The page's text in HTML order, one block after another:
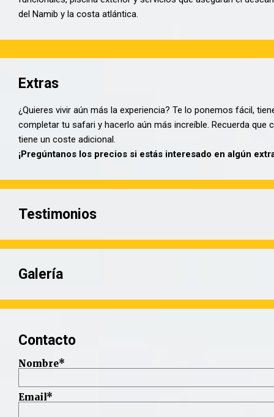
del Namib y la costa atlántica.
Extras
¿Quieres vivir aún más la experiencia? Te lo ponemos fácil,
completar tu safari y hacerlo aún más increíble. Recuerda que
tiene un coste adicional.
¡Pregúntanos los precios si estás interesado en algún
Testimonios
Galería
Contacto
Nombre*
Email*